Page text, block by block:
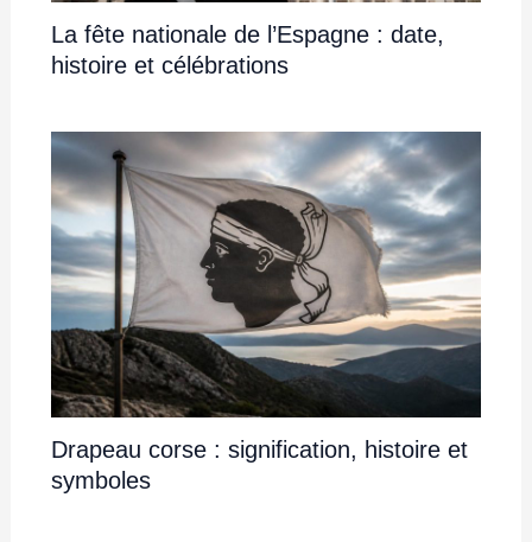
La fête nationale de l’Espagne : date,
histoire et célébrations
Drapeau corse : signification, histoire et
symboles